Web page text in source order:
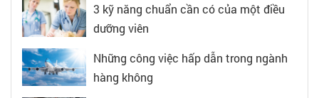
3 kỹ năng chuẩn cần có của một điều
dưỡng viên
Những công việc hấp dẫn trong ngành
hàng không